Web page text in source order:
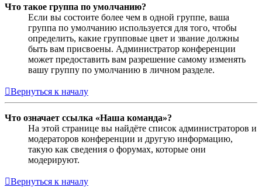
Что такое группа по умолчанию?
Если вы состоите более чем в одной группе, ваша
группа по умолчанию используется для того, чтобы
определить, какие групповые цвет и звание должны
быть вам присвоены. Администратор конференции
может предоставить вам разрешение самому изменять
вашу группу по умолчанию в личном разделе.
Вернуться к началу
Что означает ссылка «Наша команда»?
На этой странице вы найдёте список администраторов и
модераторов конференции и другую информацию,
такую как сведения о форумах, которые они
модерируют.
Вернуться к началу